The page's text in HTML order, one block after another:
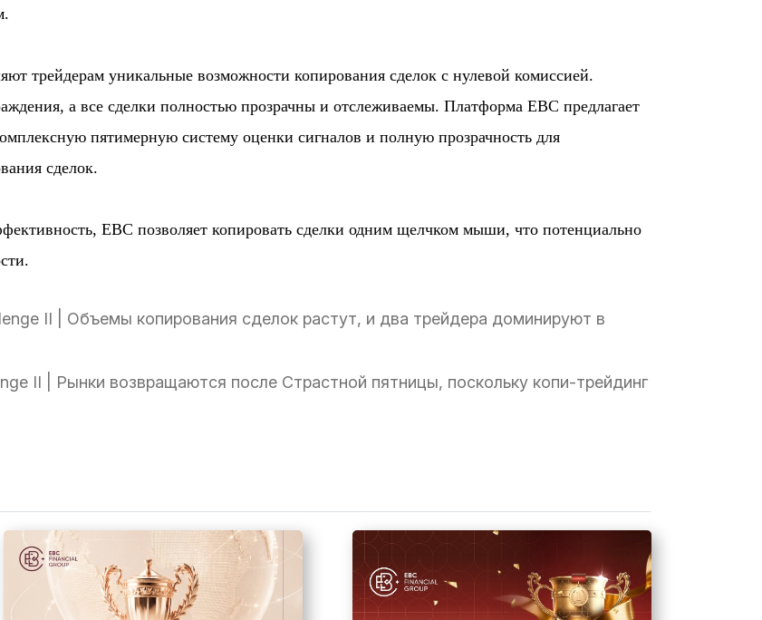
трейдерам уникальные возможности копирования сделок с нулевой комиссией.
а все сделки полностью прозрачны и отслеживаемы. Платформа EBC предлагает
пятимерную систему оценки сигналов и полную прозрачность для
сделок.
EBC позволяет копировать сделки одним щелчком мыши, что потенциально
II | Объемы копирования сделок растут, и два трейдера доминируют в
II | Рынки возвращаются после Страстной пятницы, поскольку копи-трейдинг